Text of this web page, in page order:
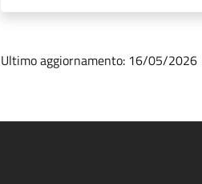
Ultimo aggiornamento: 16/05/2026